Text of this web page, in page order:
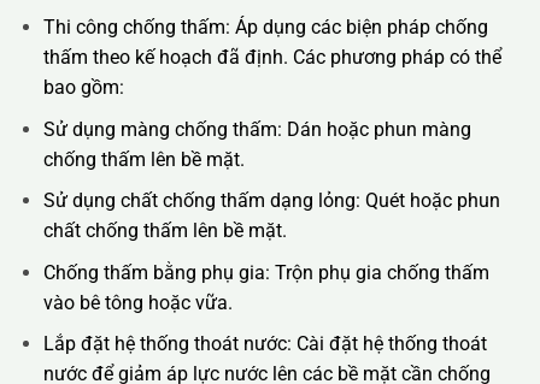
Thi công chống thấm: Áp dụng các biện pháp chống
thấm theo kế hoạch đã định. Các phương pháp có thể
bao gồm:
Sử dụng màng chống thấm: Dán hoặc phun màng
chống thấm lên bề mặt.
Sử dụng chất chống thấm dạng lỏng: Quét hoặc phun
chất chống thấm lên bề mặt.
Chống thấm bằng phụ gia: Trộn phụ gia chống thấm
vào bê tông hoặc vữa.
Lắp đặt hệ thống thoát nước: Cài đặt hệ thống thoát
nước để giảm áp lực nước lên các bề mặt cần chống